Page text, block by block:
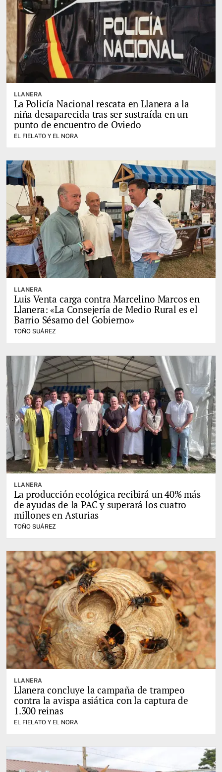
LLANERA
La Policía Nacional rescata en Llanera a la
niña desaparecida tras ser sustraída en un
punto de encuentro de Oviedo
EL FIELATO Y EL NORA
LLANERA
Luis Venta carga contra Marcelino Marcos en
Llanera: «La Consejería de Medio Rural es el
Barrio Sésamo del Gobierno»
TOÑO SUÁREZ
LLANERA
La producción ecológica recibirá un 40% más
de ayudas de la PAC y superará los cuatro
millones en Asturias
TOÑO SUÁREZ
LLANERA
Llanera concluye la campaña de trampeo
contra la avispa asiática con la captura de
1.300 reinas
EL FIELATO Y EL NORA